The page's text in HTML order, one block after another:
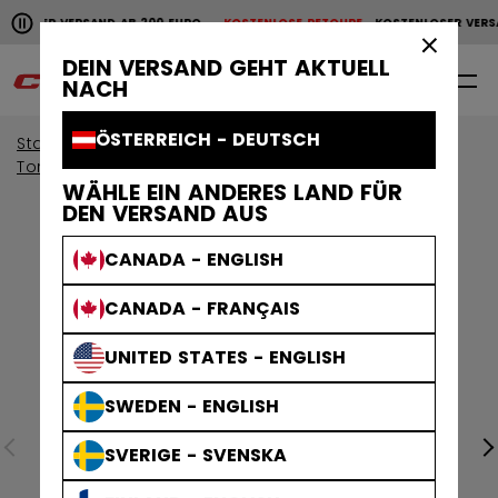
DEIN VERSAND GEHT AKTUELL
NACH
ÖSTERREICH - DEUTSCH
WÄHLE EIN ANDERES LAND FÜR
DEN VERSAND AUS
CANADA - ENGLISH
CANADA - FRANÇAIS
UNITED STATES - ENGLISH
SWEDEN - ENGLISH
SVERIGE - SVENSKA
Horizontale Bildlaufanimation anhalten.
VERSAND AB 200 EUROKOSTENLOSE RETOURE KOSTENLOSER
KOSTENLOSER VERSAND AB 200 EURO KOSTENLOSE
0
Start Torwart
Torwartausrüstung
Torwarthose